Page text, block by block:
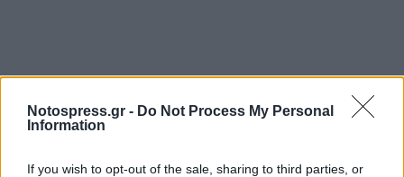
Notospress.gr - Do Not Process My Personal
Information
If you wish to opt-out of the sale, sharing to third parties, or